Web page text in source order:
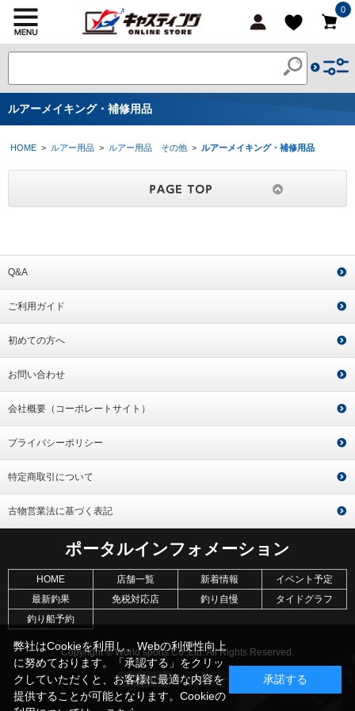
0
ルアーメイキング・補修用品
HOME > ルアー用品 > ルアー用品 その他 > ルアーメイキング・補修用品
Q&A
ご利用ガイド
初めての方へ
お問い合わせ
会社概要（コーポレートサイト）
プライバシーポリシー
特定商取引について
古物営業法に基づく表記
ポータルインフォメーション
HOME 店舗一覧 新着情報
イベント予定
最新釣果
免税対応店 釣り自慢
タイドグラフ
釣り船予約
Copyright © World sports Co.,Ltd. All Rights Reserved.
弊社はCookieを利用し、Webの利便性向上
に努めております。「承認する」をクリッ
クしていただくと、お客様に最適な内容を
提供することが可能となります。Cookieの
承諾する